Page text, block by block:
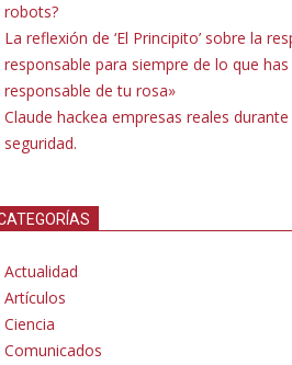
robots?
La reflexión de ‘El Principito’ sobre la
responsable para siempre de lo que
responsable de tu rosa»
Claude hackea empresas reales
seguridad.
Actualidad
Artículos
Ciencia
Comunicados